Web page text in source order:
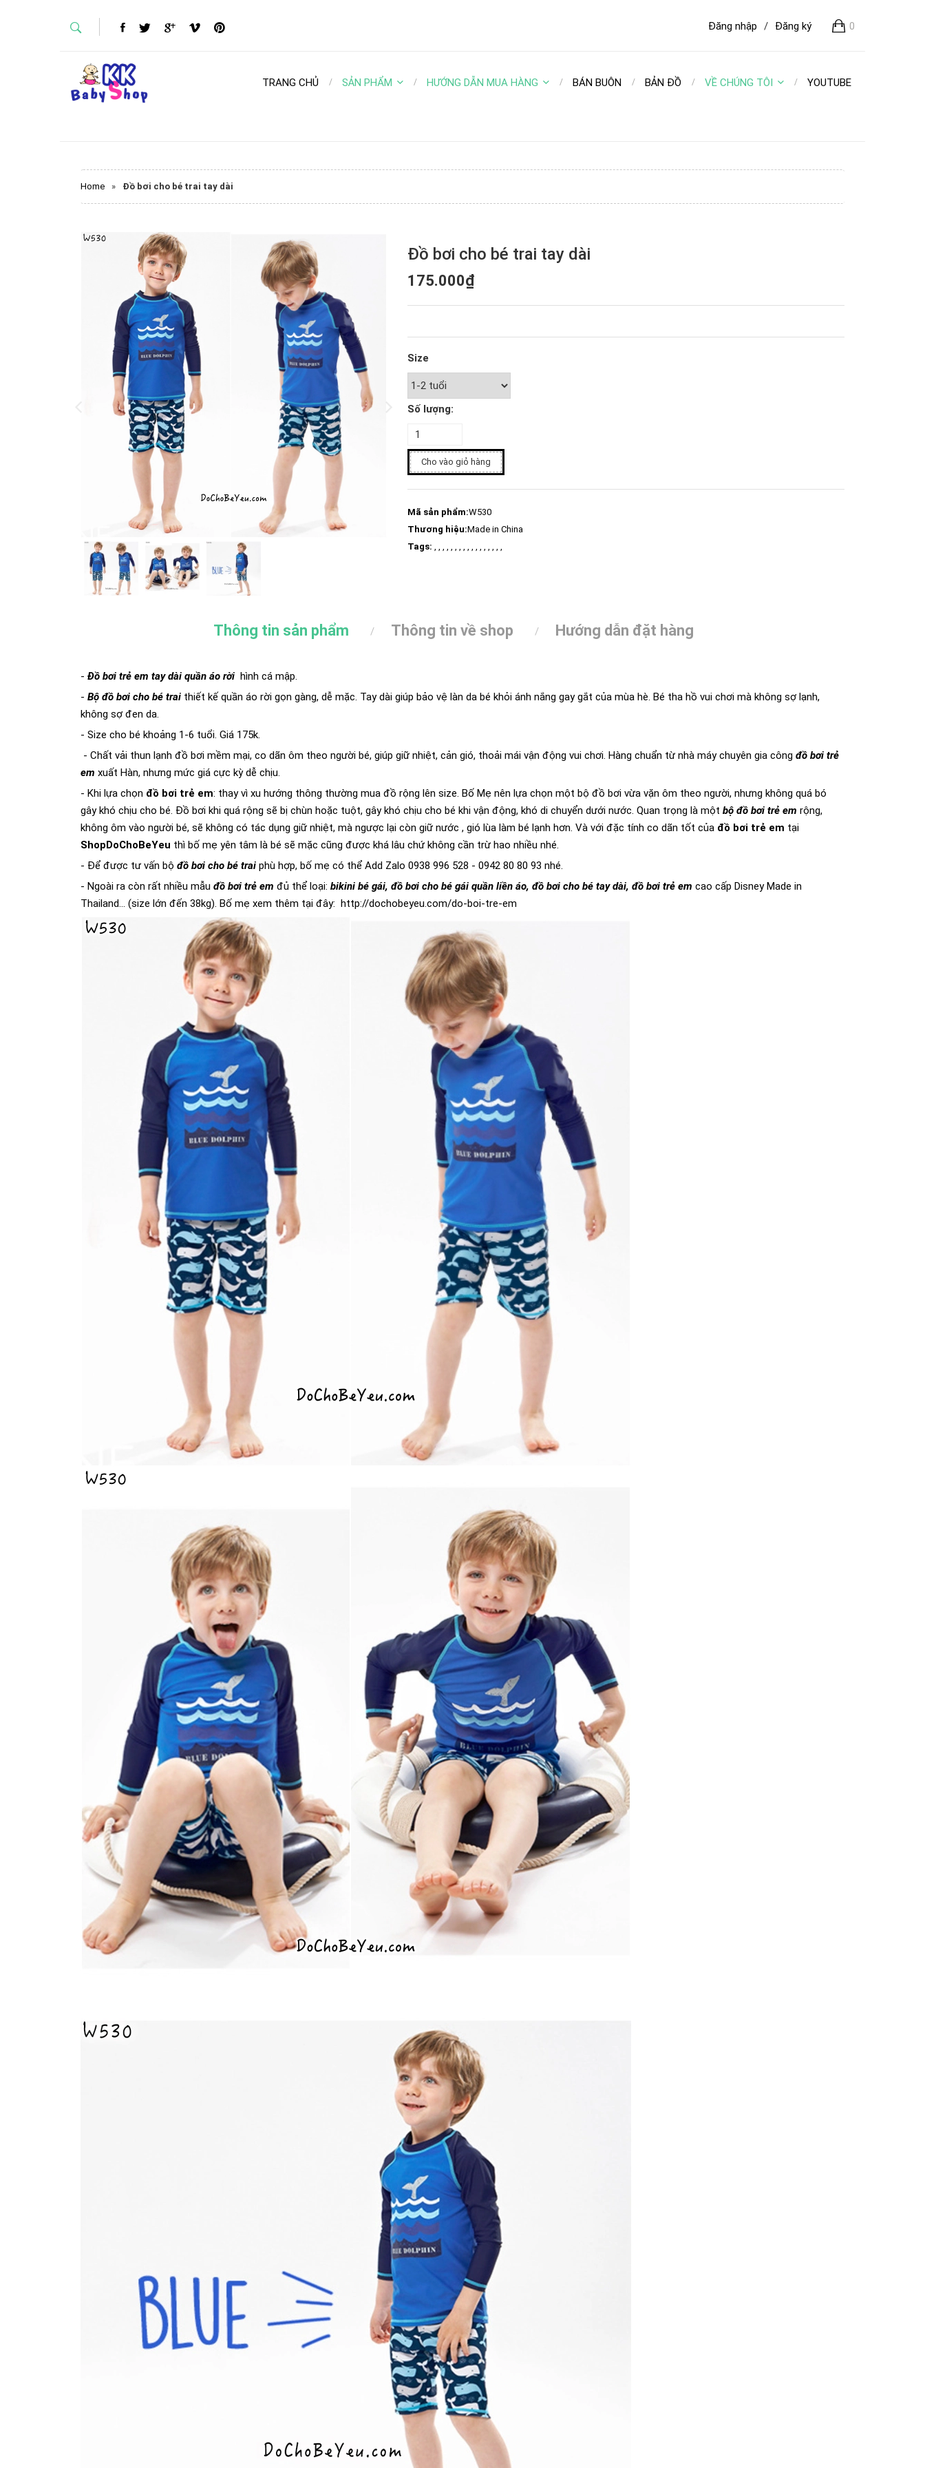
0
Đăng ký
/
Đăng nhập
TRANG CHỦ SẢN PHẨM HƯỚNG DẪN MUA HÀNG BÁN BUÔN BẢN ĐỒ VỀ CHÚNG TÔI YOUTUBE
Home » Đồ bơi cho bé trai tay dài
Đồ bơi cho bé trai tay dài
175.000₫
Size
Số lượng:
Cho vào giỏ hàng
Mã sản phẩm:W530
Thương hiệu:Made in China
Tags: , , , , , , , , , , , , , , , , ,
Thông tin sản phẩm Thông tin về shop Hướng dẫn đặt hàng
- Đồ bơi trẻ em tay dài quần áo rời hình cá mập.
- Bộ đồ bơi cho bé trai thiết kế quần áo rời gọn gàng, dễ mặc. Tay dài giúp bảo vệ làn da bé khỏi ánh nắng gay gắt của mùa hè. Bé tha hồ vui chơi mà không sợ lạnh,
không sợ đen da.
- Size cho bé khoảng 1-6 tuổi. Giá 175k.
- Chất vải thun lạnh đồ bơi mềm mại, co dãn ôm theo người bé, giúp giữ nhiệt, cản gió, thoải mái vận động vui chơi. Hàng chuẩn từ nhà máy chuyên gia công đồ bơi trẻ
em xuất Hàn, nhưng mức giá cực kỳ dễ chịu.
- Khi lựa chọn đồ bơi trẻ em: thay vì xu hướng thông thường mua đồ rộng lên size. Bố Mẹ nên lựa chọn một bộ đồ bơi vừa vặn ôm theo người, nhưng không quá bó
gây khó chịu cho bé. Đồ bơi khi quá rộng sẽ bị chùn hoặc tuột, gây khó chịu cho bé khi vận động, khó di chuyển dưới nước. Quan trọng là một bộ đồ bơi trẻ em rộng,
không ôm vào người bé, sẽ không có tác dụng giữ nhiệt, mà ngược lại còn giữ nước , gió lùa làm bé lạnh hơn. Và với đặc tính co dãn tốt của đồ bơi trẻ em tại
ShopDoChoBeYeu thì bố mẹ yên tâm là bé sẽ mặc cũng được khá lâu chứ không cần trừ hao nhiều nhé.
- Để được tư vấn bộ đồ bơi cho bé trai phù hợp, bố mẹ có thể Add Zalo 0938 996 528 - 0942 80 80 93 nhé.
- Ngoài ra còn rất nhiều mẫu đồ bơi trẻ em đủ thể loại: bikini bé gái, đồ bơi cho bé gái quần liền áo, đồ bơi cho bé tay dài, đồ bơi trẻ em cao cấp Disney Made in
Thailand... (size lớn đến 38kg). Bố mẹ xem thêm tại đây: http://dochobeyeu.com/do-boi-tre-em